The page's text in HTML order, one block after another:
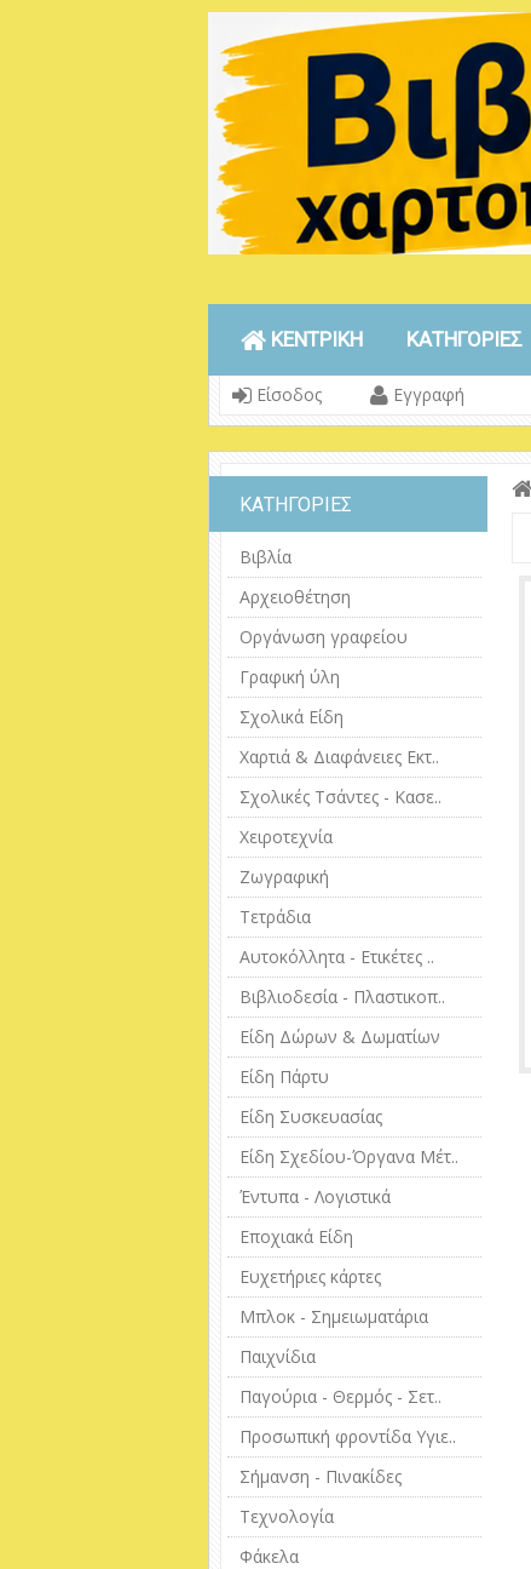
ΚΕΝΤΡΙΚΗ ΚΑΤΗΓΟΡΙΕΣ
Είσοδος Εγγραφή
ΚΑΤΗΓΟΡΙΕΣ
Βιβλία
Αρχειοθέτηση
Οργάνωση γραφείου
Γραφική ύλη
Σχολικά Είδη
Χαρτιά & Διαφάνειες Εκτ..
Σχολικές Τσάντες - Κασε..
Χειροτεχνία
Ζωγραφική
Τετράδια
Αυτοκόλλητα - Ετικέτες ..
Βιβλιοδεσία - Πλαστικοπ..
Είδη Δώρων & Δωματίων
Είδη Πάρτυ
Είδη Συσκευασίας
Είδη Σχεδίου-Όργανα Μέτ..
Έντυπα - Λογιστικά
Εποχιακά Είδη
Ευχετήριες κάρτες
Μπλοκ - Σημειωματάρια
Παιχνίδια
Παγούρια - Θερμός - Σετ..
Προσωπική φροντίδα Υγιε..
Σήμανση - Πινακίδες
Τεχνολογία
Φάκελα